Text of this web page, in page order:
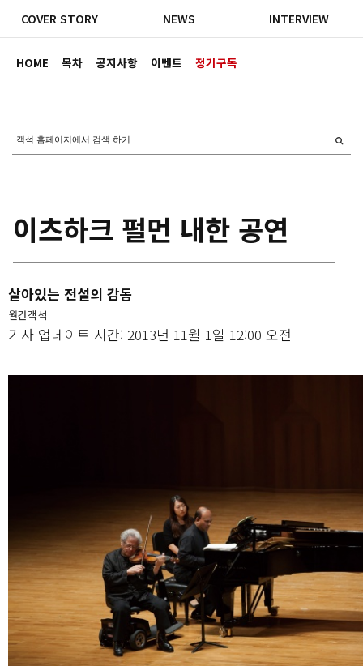
HOME 목차 공지사항 이벤트 정기구독
COVER STORY NEWS INTERVIEW
이츠하크 펄먼 내한 공연
살아있는 전설의 감동
월간객석
기사 업데이트 시간: 2013년 11월 1일 12:00 오전